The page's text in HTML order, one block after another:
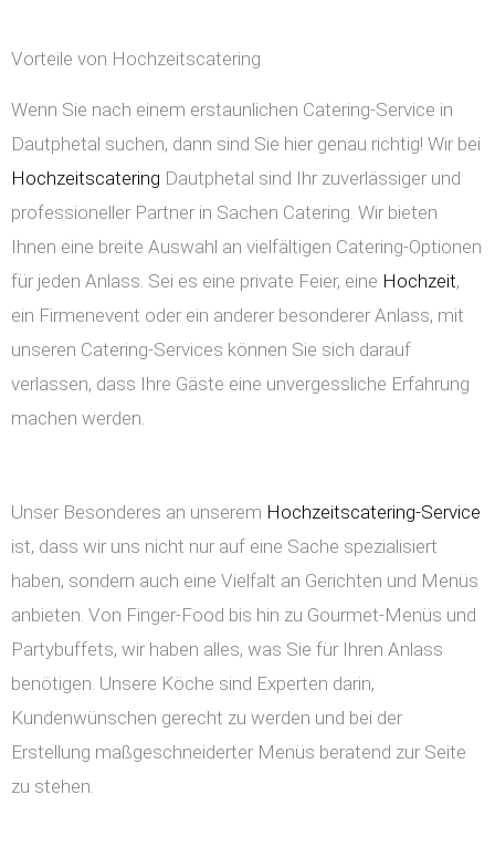
Vorteile von Hochzeitscatering
Wenn Sie nach einem erstaunlichen Catering-Service in
Dautphetal suchen, dann sind Sie hier genau richtig! Wir bei
Hochzeitscatering Dautphetal sind Ihr zuverlässiger und
professioneller Partner in Sachen Catering. Wir bieten
Ihnen eine breite Auswahl an vielfältigen Catering-Optionen
für jeden Anlass. Sei es eine private Feier, eine Hochzeit,
ein Firmenevent oder ein anderer besonderer Anlass, mit
unseren Catering-Services können Sie sich darauf
verlassen, dass Ihre Gäste eine unvergessliche Erfahrung
machen werden.
Unser Besonderes an unserem Hochzeitscatering-Service
ist, dass wir uns nicht nur auf eine Sache spezialisiert
haben, sondern auch eine Vielfalt an Gerichten und Menüs
anbieten. Von Finger-Food bis hin zu Gourmet-Menüs und
Partybuffets, wir haben alles, was Sie für Ihren Anlass
benötigen. Unsere Köche sind Experten darin,
Kundenwünschen gerecht zu werden und bei der
Erstellung maßgeschneiderter Menüs beratend zur Seite
zu stehen.